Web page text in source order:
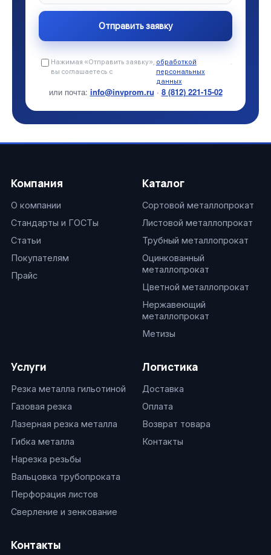
Нажимая «Отправить заявку»,
вы соглашаетесь с
обработкой
персональных
данных
.
или почта: info@invprom.ru · 8 (812) 221-15-02
Компания
О компании
Стандарты и ГОСТы
Статьи
Покупателям
Прайс
Каталог
Сортовой металлопрокат
Листовой металлопрокат
Трубный металлопрокат
Оцинкованный
металлопрокат
Цветной металлопрокат
Нержавеющий
металлопрокат
Метизы
Услуги
Резка металла гильотиной
Газовая резка
Лазерная резка металла
Гибка металла
Нарезка резьбы
Вальцовка трубопроката
Перфорация листов
Сверление и зенкование
Логистика
Доставка
Оплата
Возврат товара
Контакты
Контакты